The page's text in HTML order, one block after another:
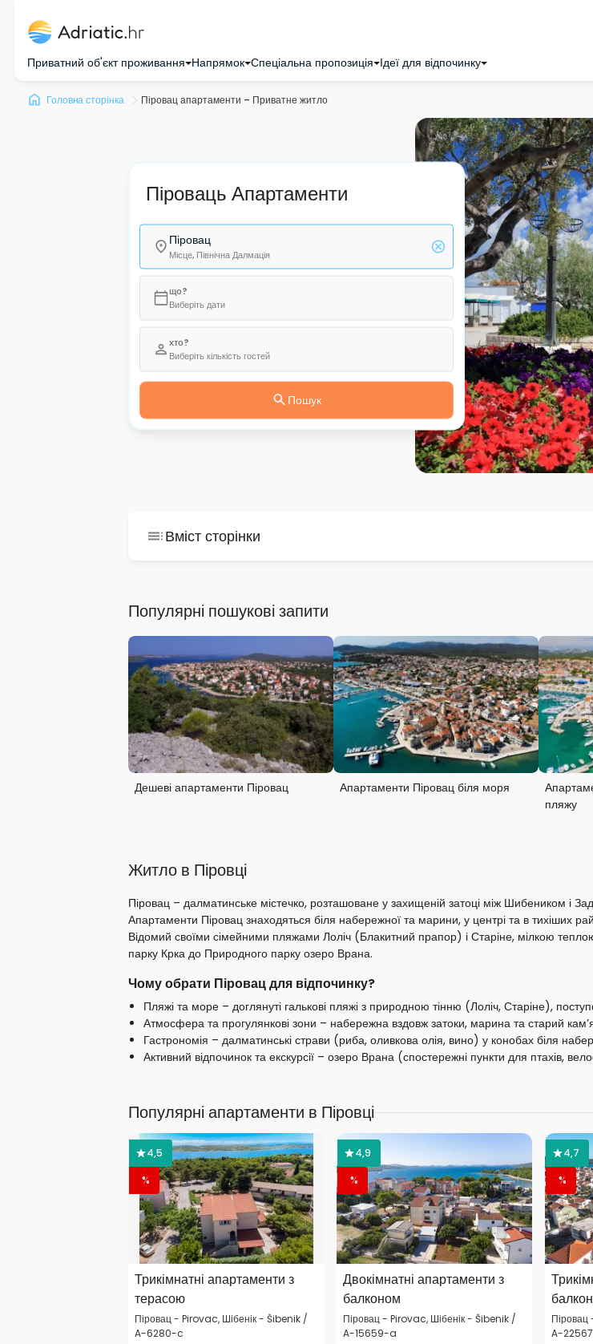
Приватний об'єкт проживання Напрямок Спеціальна пропозиція Ідеї для відпочинку
Головна сторінка Піровац апартаменти – Приватне житло
Піроваць Апартаменти
Піровац
Місце, Північна Далмація
що?
Виберіть дати
хто?
Виберіть кількість гостей
Пошук
Вміст сторінки
Популярні пошукові запити
Дешеві апартаменти Піровац Апартаменти Піровац біля моря
пляжу
Житло в Піровці
Піровац – далматинське містечко, розташоване у захищеній затоці між Шибеником і
Апартаменти Піровац знаходяться біля набережної та марини, у центрі та в тихіших
Відомий своїми сімейними пляжами Лоліч (Блакитний прапор) і Старіне, мілкою
парку Крка до Природного парку озеро Врана.
Чому обрати Піровац для відпочинку?
Пляжі та море – доглянуті галькові пляжі з природною тінню (Лоліч, Старіне),
Атмосфера та прогулянкові зони – набережна вздовж затоки, марина та старий
Гастрономія – далматинські страви (риба, оливкова олія, вино) у конобах біля
Активний відпочинок та екскурсії – озеро Врана (спостережні пункти для птахів,
Популярні апартаменти в Піровці
Трикімнатні апартаменти з
терасою
Піровац - Pirovac, Шібенік - Šibenik /
A-6280-c
4,5
%
Двокімнатні апартаменти з
балконом
Піровац - Pirovac, Шібенік - Šibenik /
A-15659-a
4,9
%
A-
4,7
%